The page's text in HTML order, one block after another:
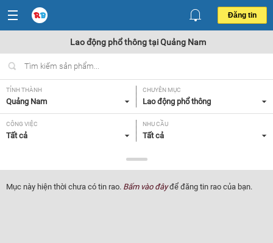
Đăng tin
Lao động phổ thông tại Quảng Nam
TỈNH THÀNH
Quảng Nam
CHUYÊN MỤC
Lao động phổ thông
CÔNG VIỆC
Tất cả
NHU CẦU
Tất cả
Tất cả
Mục này hiện thời chưa có tin rao. Bấm vào đâyđể đăng tin rao của bạn.